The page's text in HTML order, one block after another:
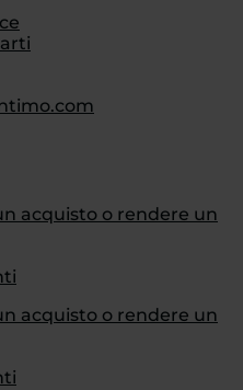
acquisto o rendere un
acquisto o rendere un